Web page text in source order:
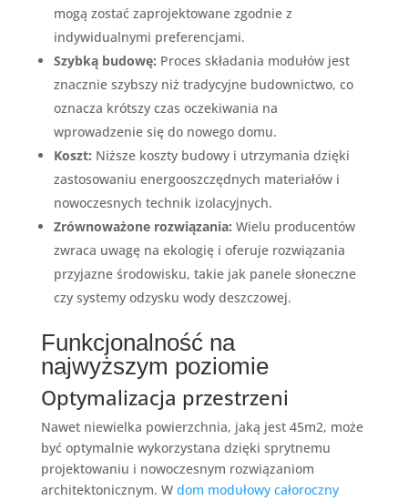
mogą zostać zaprojektowane zgodnie z
indywidualnymi preferencjami.
Szybką budowę: Proces składania modułów jest
znacznie szybszy niż tradycyjne budownictwo, co
oznacza krótszy czas oczekiwania na
wprowadzenie się do nowego domu.
Koszt: Niższe koszty budowy i utrzymania dzięki
zastosowaniu energooszczędnych materiałów i
nowoczesnych technik izolacyjnych.
Zrównoważone rozwiązania: Wielu producentów
zwraca uwagę na ekologię i oferuje rozwiązania
przyjazne środowisku, takie jak panele słoneczne
czy systemy odzysku wody deszczowej.
Funkcjonalność na
najwyższym poziomie
Optymalizacja przestrzeni
Nawet niewielka powierzchnia, jaką jest 45m2, może
być optymalnie wykorzystana dzięki sprytnemu
projektowaniu i nowoczesnym rozwiązaniom
architektonicznym. W dom modułowy całoroczny